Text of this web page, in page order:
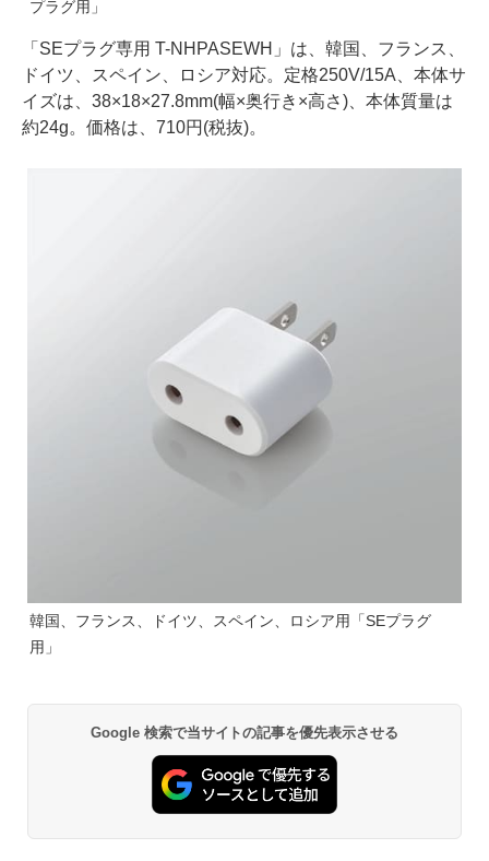
プラグ用」
「SEプラグ専用 T-NHPASEWH」は、韓国、フランス、
ドイツ、スペイン、ロシア対応。定格250V/15A、本体サ
イズは、38×18×27.8mm(幅×奥行き×高さ)、本体質量は
約24g。価格は、710円(税抜)。
韓国、フランス、ドイツ、スペイン、ロシア用「SEプラグ
用」
Google 検索で当サイトの記事を優先表示させる